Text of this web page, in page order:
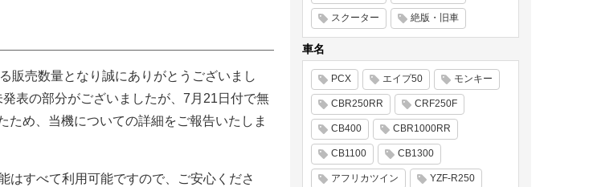
販売数量となり誠にありがとうございまし
表の部分がございましたが、7月21日付で無
め、当機についての詳細をご報告いたしま
はすべて利用可能ですので、ご安心くださ
スクーター 絶版・旧車
車名
PCX エイプ50 モンキー
CBR250RR CRF250F
CB400 CBR1000RR
CB1100 CB1300
アフリカツイン YZF-R250